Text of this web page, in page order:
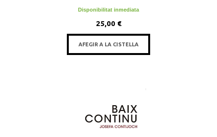
Disponibilitat inmediata
25,00 €
AFEGIR A LA CISTELLA